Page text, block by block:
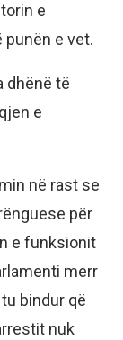
e
punën e vet.
dhënë të
e
në rast se
për
e funksionit
merr
bindur që
nuk